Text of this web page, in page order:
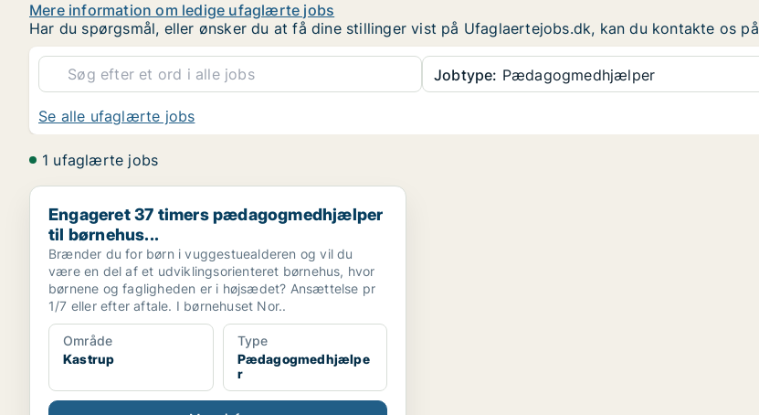
Mere information om ledige ufaglærte jobs
Har du spørgsmål, eller ønsker du at få dine stillinger vist på Ufaglaertejobs.dk, kan du kontakte os på
Jobtype: Pædagogmedhjælper
Se alle ufaglærte jobs
1 ufaglærte jobs
Engageret 37 timers pædagogmedhjælper til børnehus...
Engageret 37 timers pædagogmedhjælper
til børnehus...
Brænder du for børn i vuggestuealderen og vil du
være en del af et udviklingsorienteret børnehus, hvor
børnene og fagligheden er i højsædet? Ansættelse pr
1/7 eller efter aftale. I børnehuset Nor..
Område
Kastrup
Type
Pædagogmedhjælpe
r